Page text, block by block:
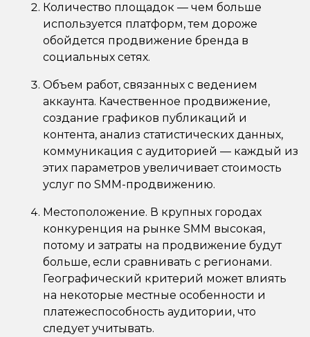
Количество площадок — чем больше
используется платформ, тем дороже
обойдется продвижение бренда в
социальных сетях.
Объем работ, связанных с ведением
аккаунта. Качественное продвижение,
создание графиков публикаций и
контента, анализ статистических данных,
коммуникация с аудиторией — каждый из
этих параметров увеличивает стоимость
услуг по SMM-продвижению.
Местоположение. В крупных городах
конкуренция на рынке SMM высокая,
потому и затраты на продвижение будут
больше, если сравнивать с регионами.
Географический критерий может влиять
на некоторые местные особенности и
платежеспособность аудитории, что
следует учитывать.